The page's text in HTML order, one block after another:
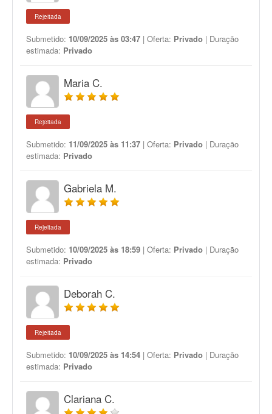
Rejeitada
Submetido: 10/09/2025 às 03:47 | Oferta: Privado | Duração
estimada: Privado
Maria C.
Rejeitada
Submetido: 11/09/2025 às 11:37 | Oferta: Privado | Duração
estimada: Privado
Gabriela M.
Rejeitada
Submetido: 10/09/2025 às 18:59 | Oferta: Privado | Duração
estimada: Privado
Deborah C.
Rejeitada
Submetido: 10/09/2025 às 14:54 | Oferta: Privado | Duração
estimada: Privado
Clariana C.